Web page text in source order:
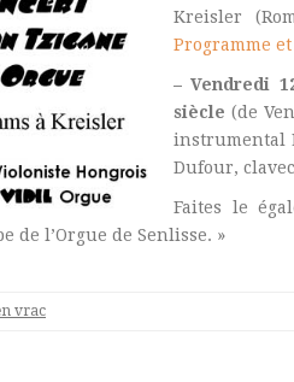
Kreisler
Programme
– Vendredi
siècle(de
instrumental
Dufour,
Faites le
de l’Orgue de Senlisse. »
vrac